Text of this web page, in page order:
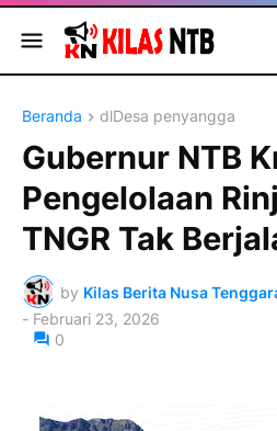
Beranda dlDesa penyangga
Gubernur NTB
Pengelolaan
TNGR Tak
by Kilas Berita Nusa
- Februari 23, 2026
0